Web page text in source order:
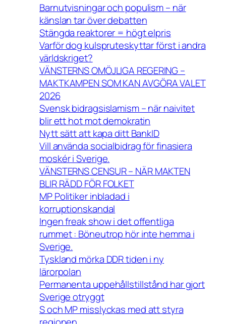
Barnutvisningar och populism – när
känslan tar över debatten
Stängda reaktorer = högt elpris
Varför dog kulspruteskyttar först i andra
världskriget?
VÄNSTERNS OMÖJLIGA REGERING –
MAKTKAMPEN SOM KAN AVGÖRA VALET
2026
Svensk bidragsislamism – när naivitet
blir ett hot mot demokratin
Nytt sätt att kapa ditt BankID
Vill använda socialbidrag för finasiera
moskér i Sverige.
VÄNSTERNS CENSUR – NÄR MAKTEN
BLIR RÄDD FÖR FOLKET
MP Politiker inbladad i
korruptionskandal
Ingen freak show i det offentliga
rummet : Böneutrop hör inte hemma i
Sverige.
Tyskland mörka DDR tiden i ny
lärorpolan
Permanenta uppehållstillstånd har gjort
Sverige otryggt
S och MP misslyckas med att styra